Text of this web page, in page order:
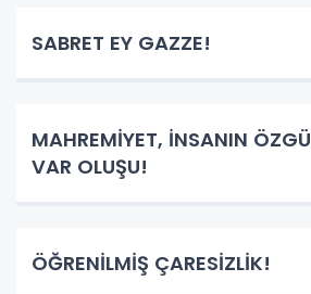
SABRET EY GAZZE!
MAHREMİYET, İNSANIN
VAR OLUŞU!
ÖĞRENİLMİŞ ÇARESİZLİK!